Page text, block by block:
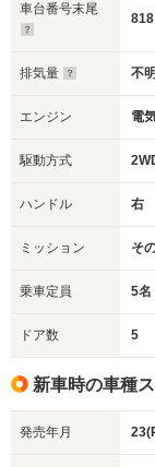
車台番号末尾
818
排気量 不明
エンジン 電
駆動方式
ハンドル 右
ミッション そ
乗車定員 5名
ドア数 5
新車時の車種
発売年月